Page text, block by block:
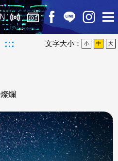
::: 文字大小： 小 中 大
爛